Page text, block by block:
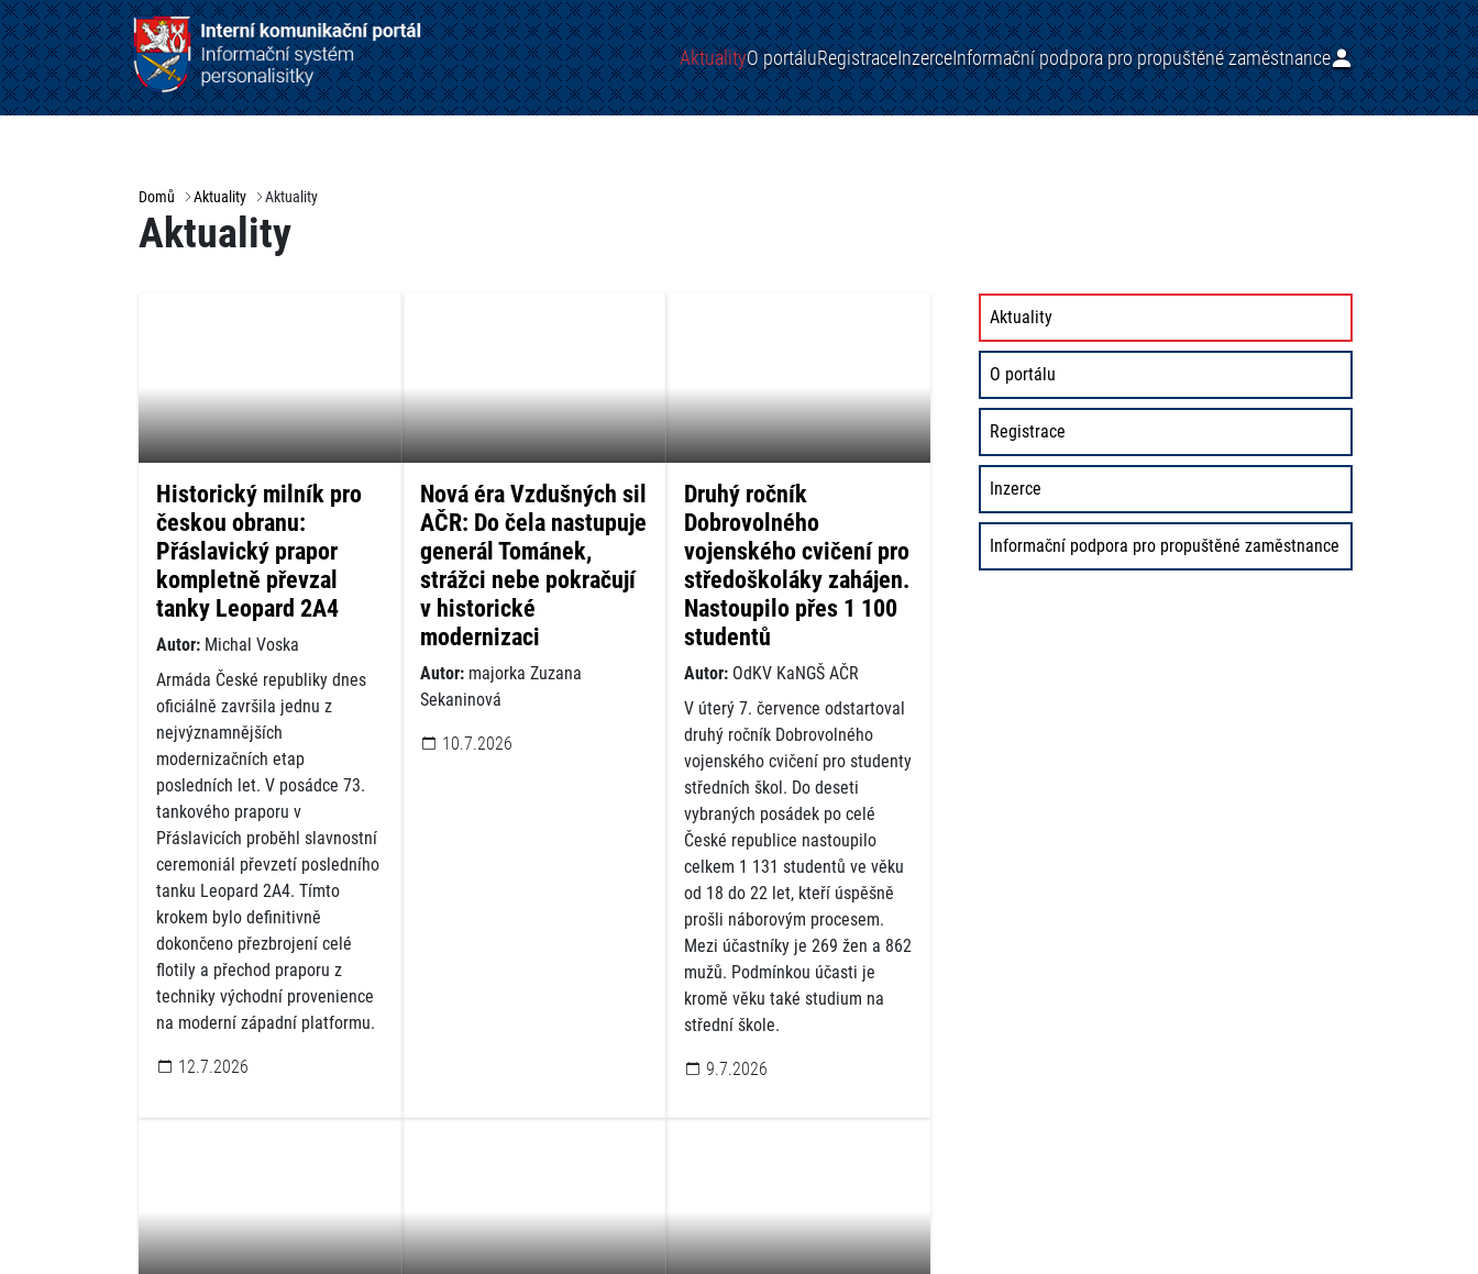
AktualityO portáluRegistraceInzerceInformační podpora pro propuštěné zaměstnance
Domů Aktuality Aktuality
Aktuality
Historický milník pro
českou obranu:
Přáslavický prapor
kompletně převzal
tanky Leopard 2A4
Autor: Michal Voska
Armáda České republiky dnes
oficiálně završila jednu z
nejvýznamnějších
modernizačních etap
posledních let. V posádce 73.
tankového praporu v
Přáslavicích proběhl slavnostní
ceremoniál převzetí posledního
tanku Leopard 2A4. Tímto
krokem bylo definitivně
dokončeno přezbrojení celé
flotily a přechod praporu z
techniky východní provenience
na moderní západní platformu.
12.7.2026
Nová éra Vzdušných sil
AČR: Do čela nastupuje
generál Tománek,
strážci nebe pokračují
v historické
modernizaci
Autor: majorka Zuzana
Sekaninová
10.7.2026
Druhý ročník
Dobrovolného
vojenského cvičení pro
středoškoláky zahájen.
Nastoupilo přes 1 100
studentů
Autor: OdKV KaNGŠ AČR
V úterý 7. července odstartoval
druhý ročník Dobrovolného
vojenského cvičení pro studenty
středních škol. Do deseti
vybraných posádek po celé
České republice nastoupilo
celkem 1 131 studentů ve věku
od 18 do 22 let, kteří úspěšně
prošli náborovým procesem.
Mezi účastníky je 269 žen a 862
mužů. Podmínkou účasti je
kromě věku také studium na
střední škole.
9.7.2026
Aktuality
O portálu
Registrace
Inzerce
Informační podpora pro propuštěné zaměstnance